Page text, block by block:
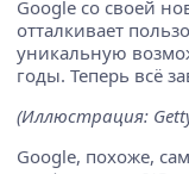
Google со своей
отталкивает
уникальную
годы. Теперь всё
(Иллюстрация:
Google, похоже,